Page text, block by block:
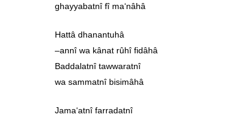
ghayyabatnî fî ma‘nâhâ
Hattâ dhanantuhâ
–annî wa kânat rûhî fidâhâ
Baddalatnî tawwaratnî
wa sammatnî bisimâhâ
Jama‘atnî farradatnî